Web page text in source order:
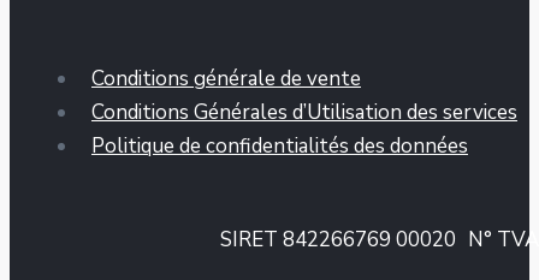
Conditions générale de vente
Conditions Générales d’Utilisation des services
Politique de confidentialités des données
SIRET 842266769 00020 N°